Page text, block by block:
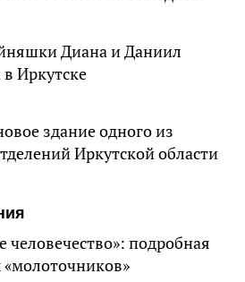
Диана и Даниил
Иркутске
здание одного из
Иркутской области
подробная
«молоточников»